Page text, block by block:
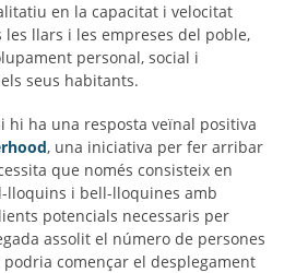
en la capacitat i velocitat
les llars i les empreses del poble,
personal, social i
seus habitants.
hi ha una resposta veïnal positiva
, una iniciativa per fer arribar
que només consisteix en
lloquins i bell-lloquines amb
potencials necessaris per
assolit el número de persones
començar el desplegament